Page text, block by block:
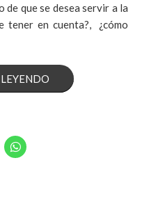
de que se desea servir a la
tener en cuenta?, ¿cómo
«LO